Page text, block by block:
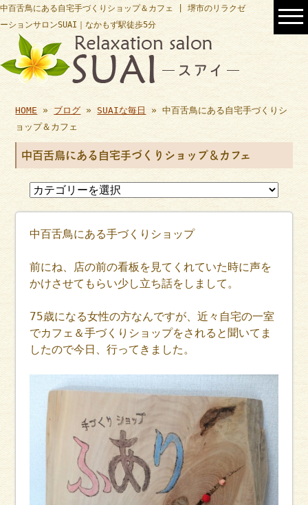
中百舌鳥にある自宅手づくりショップ＆カフェ | 堺市のリラクゼ
ーションサロンSUAI｜なかもず駅徒歩5分
HOME » ブログ »SUAIな毎日
» 中百舌鳥にある自宅手づくりシ
ョップ＆カフェ
中百舌鳥にある自宅手づくりショップ＆カフェ
中百舌鳥にある手づくりショップ
前にね、店の前の看板を見てくれていた時に声を
かけさせてもらい少し立ち話をしまして。
75歳になる女性の方なんですが、近々自宅の一室
でカフェ＆手づくりショップをされると聞いてま
したので今日、行ってきました。